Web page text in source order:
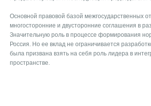
Основной правовой базой межгосударственных
многосторонние и двусторонние соглашения в
Значительную роль в процессе формирования
Россия. Но ее вклад не ограничивается
была призвана взять на себя роль лидера в
пространстве.